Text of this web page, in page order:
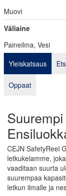
Muovi
Väliaine
Paineilma, Vesi
Yleiskatsaus
Oppaat
CEJN SafetyReel
letkukelamme,
vaaditaan suurta
suurempaa
letkun ilmalle ja